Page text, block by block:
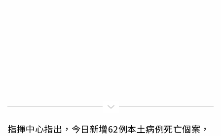
指揮中心指出，今日新增62例本土病例死亡個案，